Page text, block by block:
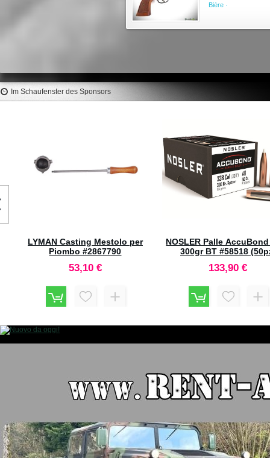
Bière ·
Im Schaufenster des Sponsors